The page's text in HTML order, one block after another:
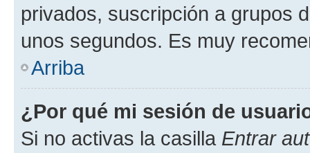
privados, suscripción a grupos
unos segundos. Es muy
Arriba
¿Por qué mi sesión de
Si no activas la casilla Entrar